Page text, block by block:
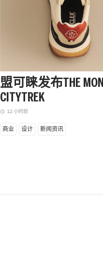
盟可睐发布THE
CITYTREK
access_time 12 小时前
商业 设计 新闻资讯